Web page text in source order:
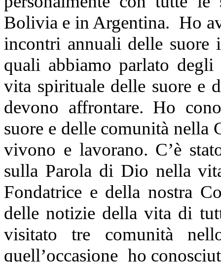
Bolivia e in Argentina. Ho
incontri annuali delle
quali abbiamo parlato
vita spirituale delle suore e
devono affrontare. Ho
suore e delle comunità nella
vivono e lavorano. C’è
sulla Parola di Dio nella
Fondatrice e della nostra
delle notizie della vita di
visitato tre comunità
quell’occasione ho